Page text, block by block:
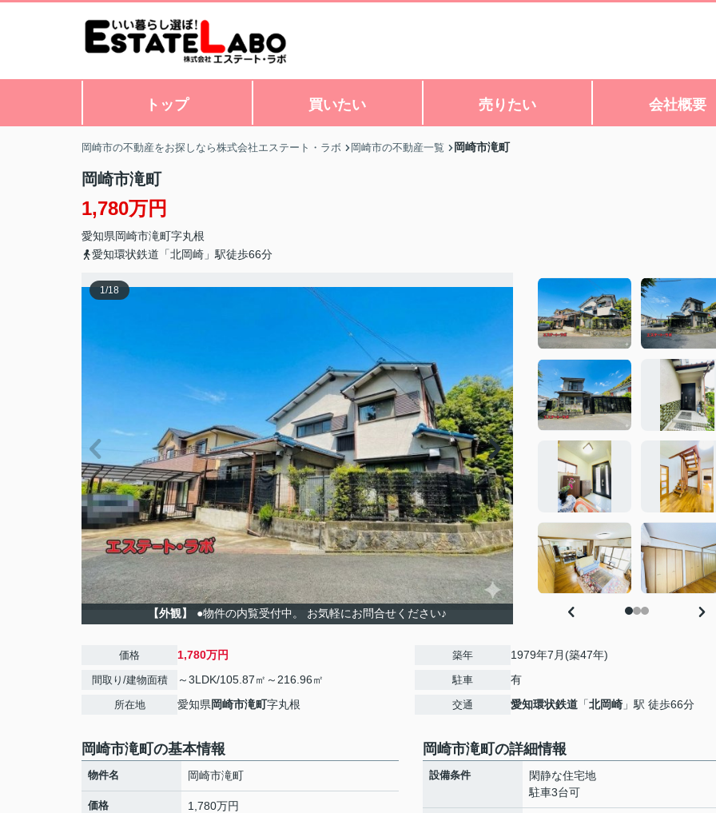
トップ 買いたい 売りたい 会社概要
岡崎市の不動産をお探しなら株式会社エステート・ラボ 岡崎市の不動産一覧 岡崎市滝町
岡崎市滝町
1,780万円
愛知県岡崎市滝町字丸根
愛知環状鉄道「北岡崎」駅徒歩66分
1/18
【外観】 ●物件の内覧受付中。 お気軽にお問合せください♪
価格 1,780万円
間取り/建物面積 ～3LDK/105.87㎡～216.96㎡
所在地 愛知県岡崎市滝町字丸根
築年 1979年7月(築47年)
駐車 有
交通 愛知環状鉄道 「北岡崎 」駅 徒歩66分
岡崎市滝町の基本情報
物件名 岡崎市滝町
価格 1,780万円
岡崎市滝町の詳細情報
設備条件
閑静な住宅地
駐車3台可